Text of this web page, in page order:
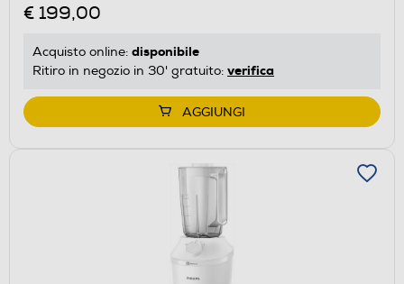
€ 199,00
Acquisto online: disponibile
Ritiro in negozio in 30' gratuito: verifica
AGGIUNGI